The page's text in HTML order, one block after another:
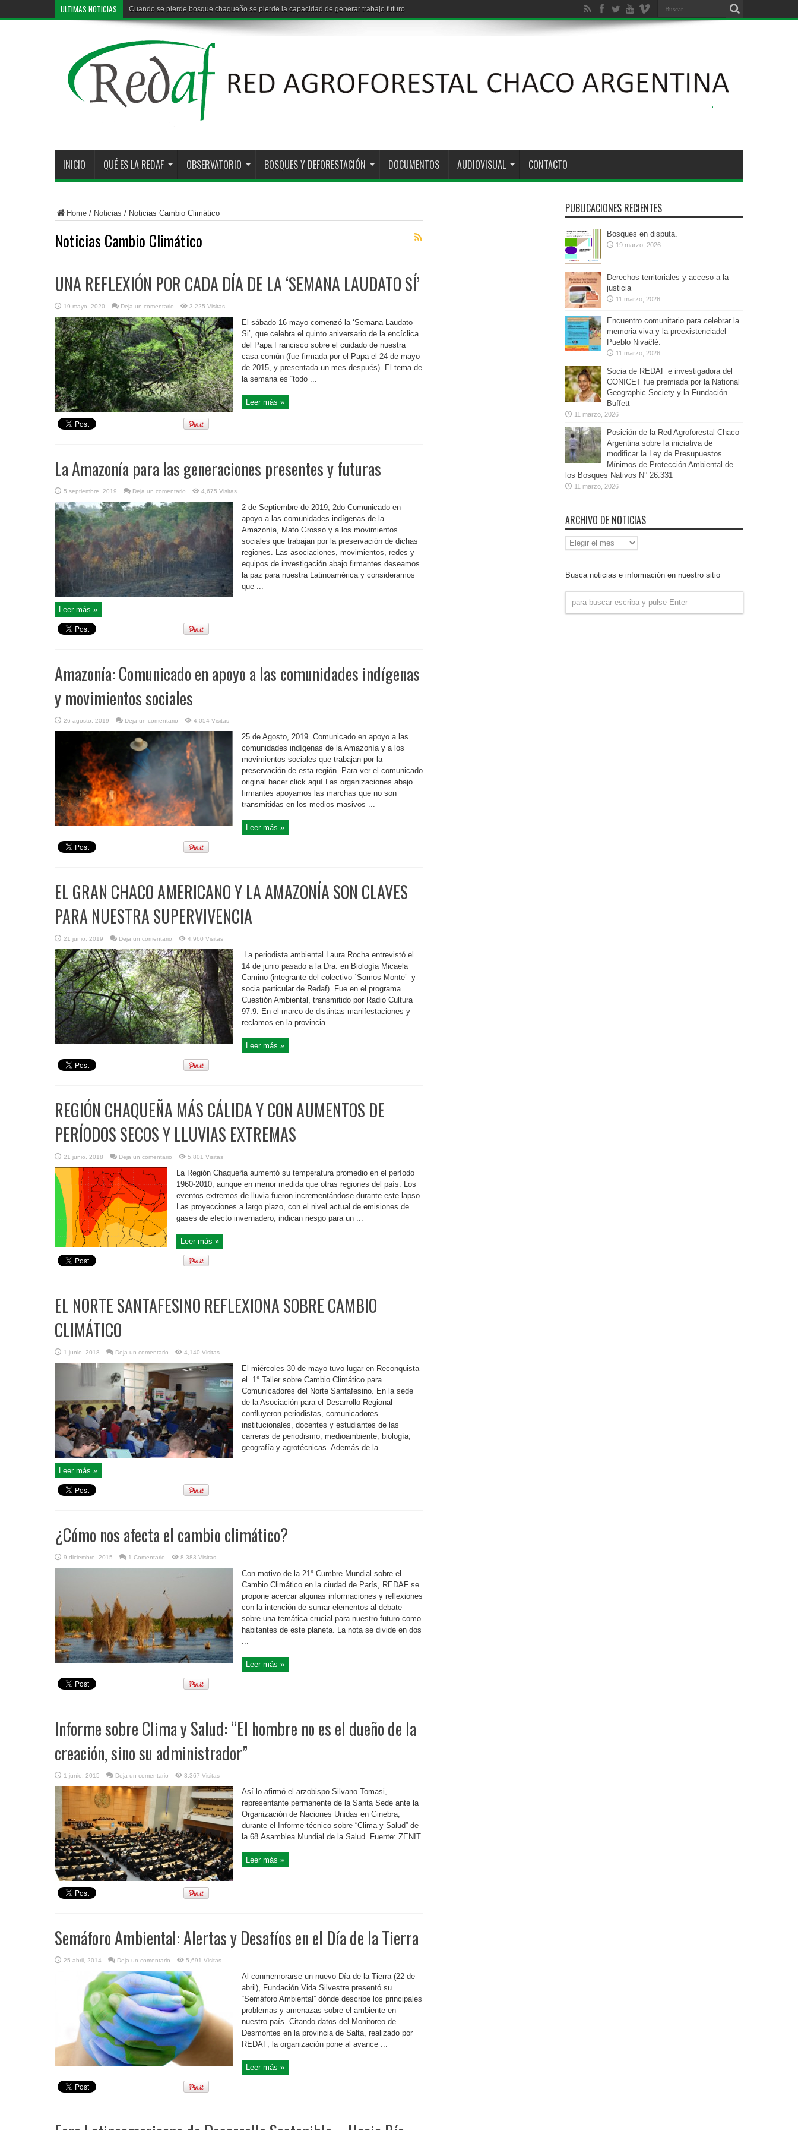
ULTIMAS NOTICIAS Cuando se pierde bosque chaqueño se pierde la capacidad de generar trabajo futuro
INICIO QUÉ ES LA REDAF OBSERVATORIO BOSQUES Y DEFORESTACIÓN DOCUMENTOS AUDIOVISUAL CONTACTO
Home / Noticias / Noticias Cambio Climático
Noticias Cambio Climático
UNA REFLEXIÓN POR CADA DÍA DE LA ‘SEMANA LAUDATO SÍ’
19 mayo, 2020 Deja un comentario 3,225 Visitas
El sábado 16 mayo comenzó la ‘Semana Laudato
Si’, que celebra el quinto aniversario de la encíclica
del Papa Francisco sobre el cuidado de nuestra
casa común (fue firmada por el Papa el 24 de mayo
de 2015, y presentada un mes después). El tema de
la semana es “todo ...
Leer más »
La Amazonía para las generaciones presentes y futuras
5 septiembre, 2019 Deja un comentario 4,675 Visitas
2 de Septiembre de 2019, 2do Comunicado en
apoyo a las comunidades indígenas de la
Amazonía, Mato Grosso y a los movimientos
sociales que trabajan por la preservación de dichas
regiones. Las asociaciones, movimientos, redes y
equipos de investigación abajo firmantes deseamos
la paz para nuestra Latinoamérica y consideramos
que ...
Leer más »
Amazonía: Comunicado en apoyo a las comunidades indígenas
y movimientos sociales
26 agosto, 2019 Deja un comentario 4,054 Visitas
25 de Agosto, 2019. Comunicado en apoyo a las
comunidades indígenas de la Amazonía y a los
movimientos sociales que trabajan por la
preservación de esta región. Para ver el comunicado
original hacer click aquí Las organizaciones abajo
firmantes apoyamos las marchas que no son
transmitidas en los medios masivos ...
Leer más »
EL GRAN CHACO AMERICANO Y LA AMAZONÍA SON CLAVES
PARA NUESTRA SUPERVIVENCIA
21 junio, 2019 Deja un comentario 4,960 Visitas
La periodista ambiental Laura Rocha entrevistó el
14 de junio pasado a la Dra. en Biología Micaela
Camino (integrante del colectivo ´Somos Monte’ y
socia particular de Redaf). Fue en el programa
Cuestión Ambiental, transmitido por Radio Cultura
97.9. En el marco de distintas manifestaciones y
reclamos en la provincia ...
Leer más »
REGIÓN CHAQUEÑA MÁS CÁLIDA Y CON AUMENTOS DE
PERÍODOS SECOS Y LLUVIAS EXTREMAS
21 junio, 2018 Deja un comentario 5,801 Visitas
La Región Chaqueña aumentó su temperatura promedio en el período
1960-2010, aunque en menor medida que otras regiones del país. Los
eventos extremos de lluvia fueron incrementándose durante este lapso.
Las proyecciones a largo plazo, con el nivel actual de emisiones de
gases de efecto invernadero, indican riesgo para un ...
Leer más »
EL NORTE SANTAFESINO REFLEXIONA SOBRE CAMBIO
CLIMÁTICO
1 junio, 2018 Deja un comentario 4,140 Visitas
El miércoles 30 de mayo tuvo lugar en Reconquista
el 1° Taller sobre Cambio Climático para
Comunicadores del Norte Santafesino. En la sede
de la Asociación para el Desarrollo Regional
confluyeron periodistas, comunicadores
institucionales, docentes y estudiantes de las
carreras de periodismo, medioambiente, biología,
geografía y agrotécnicas. Además de la ...
Leer más »
¿Cómo nos afecta el cambio climático?
9 diciembre, 2015 1 Comentario 8,383 Visitas
Con motivo de la 21° Cumbre Mundial sobre el
Cambio Climático en la ciudad de París, REDAF se
propone acercar algunas informaciones y reflexiones
con la intención de sumar elementos al debate
sobre una temática crucial para nuestro futuro como
habitantes de este planeta. La nota se divide en dos
...
Leer más »
Informe sobre Clima y Salud: “El hombre no es el dueño de la
creación, sino su administrador”
1 junio, 2015 Deja un comentario 3,367 Visitas
Así lo afirmó el arzobispo Silvano Tomasi,
representante permanente de la Santa Sede ante la
Organización de Naciones Unidas en Ginebra,
durante el Informe técnico sobre “Clima y Salud” de
la 68 Asamblea Mundial de la Salud. Fuente: ZENIT
Leer más »
Semáforo Ambiental: Alertas y Desafíos en el Día de la Tierra
25 abril, 2014 Deja un comentario 5,691 Visitas
Al conmemorarse un nuevo Día de la Tierra (22 de
abril), Fundación Vida Silvestre presentó su
“Semáforo Ambiental” dónde describe los principales
problemas y amenazas sobre el ambiente en
nuestro país. Citando datos del Monitoreo de
Desmontes en la provincia de Salta, realizado por
REDAF, la organización pone al avance ...
Leer más »
PUBLICACIONES RECIENTES
Bosques en disputa.
19 marzo, 2026
Derechos territoriales y acceso a la
justicia
11 marzo, 2026
Encuentro comunitario para celebrar la
memoria viva y la preexistenciadel
Pueblo Nivaĉlé.
11 marzo, 2026
Socia de REDAF e investigadora del
CONICET fue premiada por la National
Geographic Society y la Fundación
Buffett
11 marzo, 2026
Posición de la Red Agroforestal Chaco
Argentina sobre la iniciativa de
modificar la Ley de Presupuestos
Mínimos de Protección Ambiental de
los Bosques Nativos N° 26.331
11 marzo, 2026
ARCHIVO DE NOTICIAS
Archivo
de
Busca noticias e información en nuestro sitio